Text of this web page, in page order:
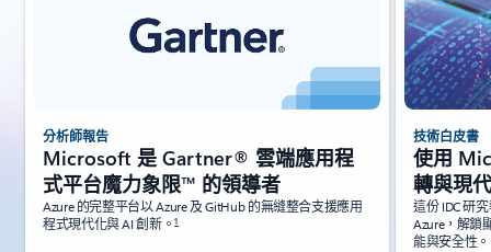
分析師報告
Microsoft 是 Gartner® 雲端應用程
式平台魔力象限™ 的領導者
Azure 的完整平台以 Azure 及 GitHub 的無縫整合支援應用
程式現代化與 AI 創新。1
技術白皮書
使用
轉與現
這份 IDC 研
Azure，解
能與安全性。